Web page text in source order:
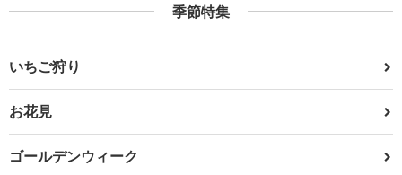
季節特集
いちご狩り
お花見
ゴールデンウィーク